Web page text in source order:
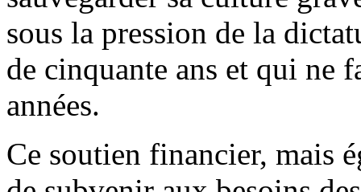
sous la pression de la
de cinquante ans et qui ne
années.
Ce soutien financier, mais